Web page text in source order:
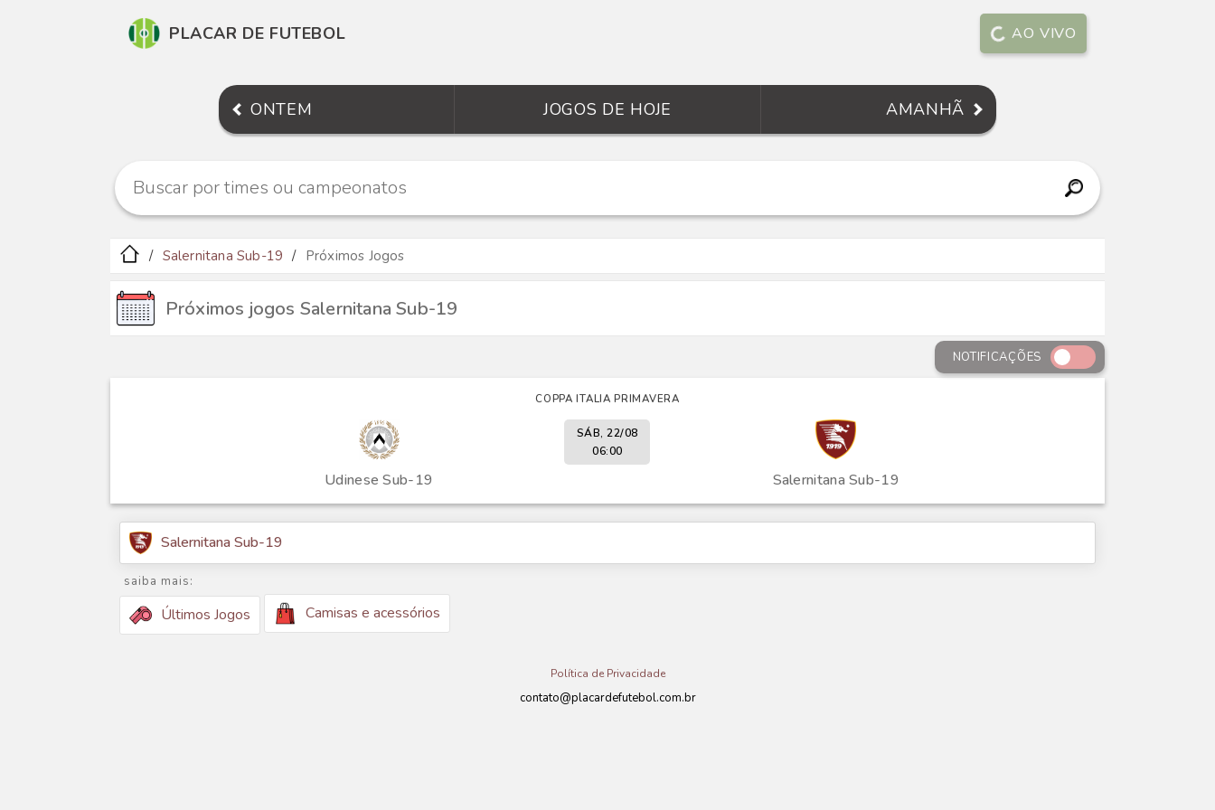
PLACAR DE FUTEBOL AO VIVO
ONTEM JOGOS DE HOJE AMANHÃ
Salernitana Sub-19 Próximos Jogos
Próximos jogos Salernitana Sub-19
NOTIFICAÇÕES
COPPA ITALIA PRIMAVERA
Udinese Sub-19 Salernitana Sub-19
SÁB, 22/08
06:00
Salernitana Sub-19
saiba mais:
Últimos Jogos Camisas e acessórios
Política de Privacidade
contato@placardefutebol.com.br